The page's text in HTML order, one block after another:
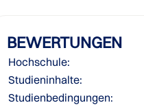
BEWERTUNGEN
Hochschule:
Studieninhalte:
Studienbedingungen: